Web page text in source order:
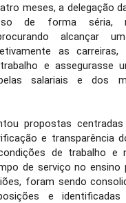
meses, a delegação
de forma séria,
alcançar
as carreiras,
e assegurasse
salariais e dos
propostas
e transparência
de trabalho e
de serviço no ensino
foram sendo
e